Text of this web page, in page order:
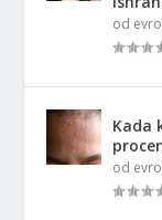
od
Kada
od